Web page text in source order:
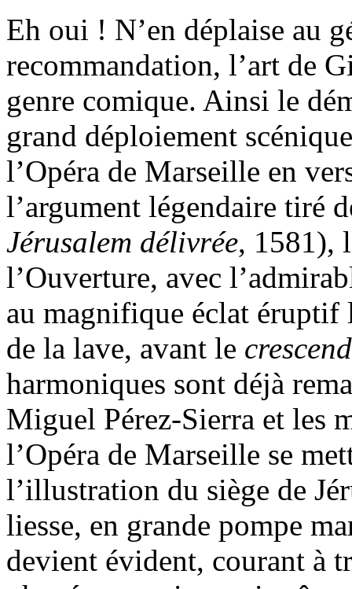
Eh oui ! N’en déplaise au
recommandation, l’art de
genre comique. Ainsi le
grand déploiement
l’Opéra de Marseille en
l’argument légendaire tiré
Jérusalem délivrée, 1581),
l’Ouverture, avec
au magnifique éclat éruptif
de la lave, avant le
harmoniques sont déjà
Miguel Pérez-Sierra et les
l’Opéra de Marseille se
l’illustration du siège de
liesse, en grande pompe
devient évident, courant à